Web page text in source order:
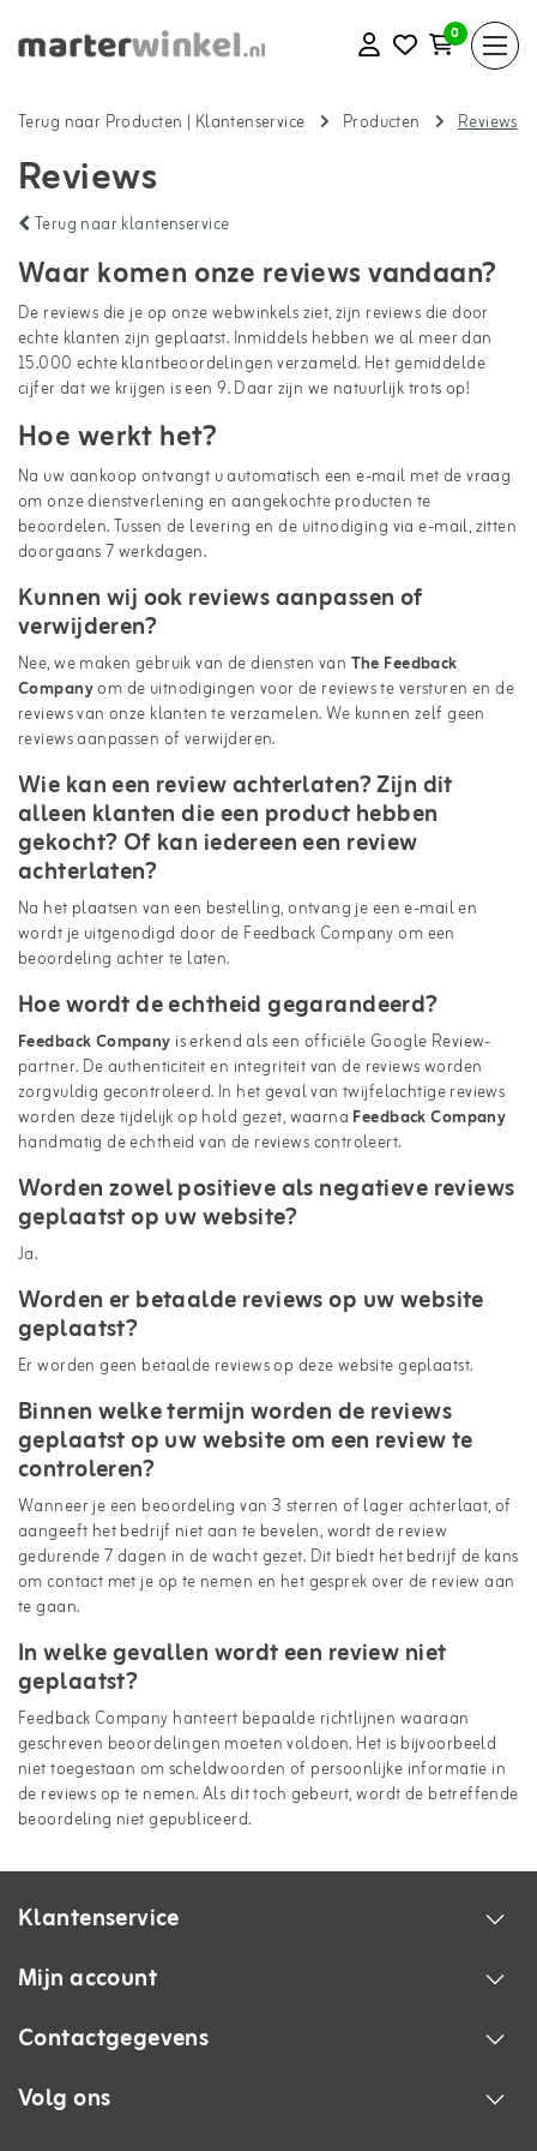
0
Terug naar Producten | Klantenservice Producten Reviews
Reviews
Terug naar klantenservice
Waar komen onze reviews vandaan?
De reviews die je op onze webwinkels ziet, zijn reviews die door
echte klanten zijn geplaatst. Inmiddels hebben we al meer dan
15.000 echte klantbeoordelingen verzameld. Het gemiddelde
cijfer dat we krijgen is een 9. Daar zijn we natuurlijk trots op!
Hoe werkt het?
Na uw aankoop ontvangt u automatisch een e-mail met de vraag
om onze dienstverlening en aangekochte producten te
beoordelen. Tussen de levering en de uitnodiging via e-mail, zitten
doorgaans 7 werkdagen.
Kunnen wij ook reviews aanpassen of
verwijderen?
Nee, we maken gebruik van de diensten van The Feedback
Companyom de uitnodigingen voor de reviews te versturen en de
reviews van onze klanten te verzamelen. We kunnen zelf geen
reviews aanpassen of verwijderen.
Wie kan een review achterlaten? Zijn dit
alleen klanten die een product hebben
gekocht? Of kan iedereen een review
achterlaten?
Na het plaatsen van een bestelling, ontvang je een e-mail en
wordt je uitgenodigd door de Feedback Company om een
beoordeling achter te laten.
Hoe wordt de echtheid gegarandeerd?
Feedback Company is erkend als een officiële Google Review-
partner. De authenticiteit en integriteit van de reviews worden
zorgvuldig gecontroleerd. In het geval van twijfelachtige reviews
worden deze tijdelijk op hold gezet, waarna Feedback Company
handmatig de echtheid van de reviews controleert.
Worden zowel positieve als negatieve reviews
geplaatst op uw website?
Ja.
Worden er betaalde reviews op uw website
geplaatst?
Er worden geen betaalde reviews op deze website geplaatst.
Binnen welke termijn worden de reviews
geplaatst op uw website om een review te
controleren?
Wanneer je een beoordeling van 3 sterren of lager achterlaat, of
aangeeft het bedrijf niet aan te bevelen, wordt de review
gedurende 7 dagen in de wacht gezet. Dit biedt het bedrijf de kans
om contact met je op te nemen en het gesprek over de review aan
te gaan.
In welke gevallen wordt een review niet
geplaatst?
Feedback Company hanteert bepaalde richtlijnen waaraan
geschreven beoordelingen moeten voldoen. Het is bijvoorbeeld
niet toegestaan om scheldwoorden of persoonlijke informatie in
de reviews op te nemen. Als dit toch gebeurt, wordt de betreffende
beoordeling niet gepubliceerd.
Klantenservice
Mijn account
Contactgegevens
Volg ons